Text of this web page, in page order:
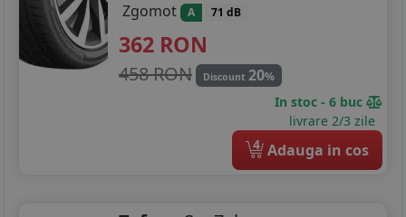
Zgomot A 71 dB
362 RON
458 RON Discount 20%
In stoc - 6 buc
livrare 2/3 zile
4 Adauga in cos